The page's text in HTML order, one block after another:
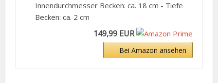
Innendurchmesser Becken: ca. 18 cm - Tiefe
Becken: ca. 2 cm
149,99 EUR
Bei Amazon ansehen